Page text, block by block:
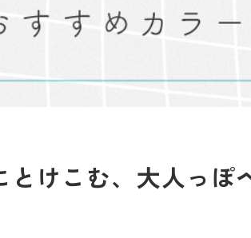
とけこむ、大人っ